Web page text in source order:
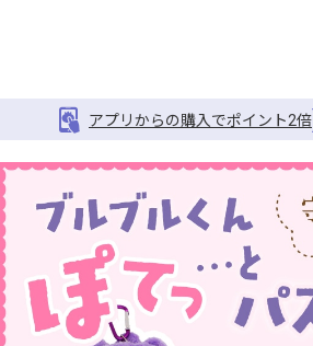
アプリからの購入でポイント2倍